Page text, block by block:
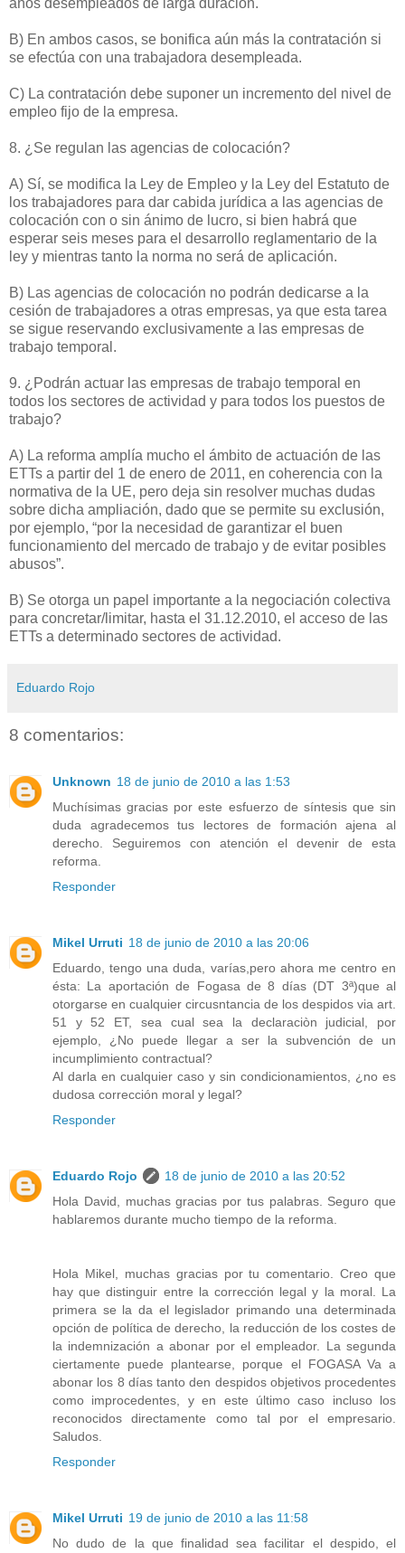
B) En ambos casos, se bonifica aún más la contratación si
se efectúa con una trabajadora desempleada.
C) La contratación debe suponer un incremento del nivel de
empleo fijo de la empresa.
8. ¿Se regulan las agencias de colocación?
A) Sí, se modifica la Ley de Empleo y la Ley del Estatuto de
los trabajadores para dar cabida jurídica a las agencias de
colocación con o sin ánimo de lucro, si bien habrá que
esperar seis meses para el desarrollo reglamentario de la
ley y mientras tanto la norma no será de aplicación.
B) Las agencias de colocación no podrán dedicarse a la
cesión de trabajadores a otras empresas, ya que esta tarea
se sigue reservando exclusivamente a las empresas de
trabajo temporal.
9. ¿Podrán actuar las empresas de trabajo temporal en
todos los sectores de actividad y para todos los puestos de
trabajo?
A) La reforma amplía mucho el ámbito de actuación de las
ETTs a partir del 1 de enero de 2011, en coherencia con la
normativa de la UE, pero deja sin resolver muchas dudas
sobre dicha ampliación, dado que se permite su exclusión,
por ejemplo, “por la necesidad de garantizar el buen
funcionamiento del mercado de trabajo y de evitar posibles
abusos”.
B) Se otorga un papel importante a la negociación colectiva
para concretar/limitar, hasta el 31.12.2010, el acceso de las
ETTs a determinado sectores de actividad.
Eduardo Rojo
8 comentarios:
Unknown 18 de junio de 2010 a las 1:53
Muchísimas gracias por este esfuerzo de síntesis que sin
duda agradecemos tus lectores de formación ajena al
derecho. Seguiremos con atención el devenir de esta
reforma.
Responder
Mikel Urruti 18 de junio de 2010 a las 20:06
Eduardo, tengo una duda, varías,pero ahora me centro en
ésta: La aportación de Fogasa de 8 días (DT 3ª)que al
otorgarse en cualquier circusntancia de los despidos via art.
51 y 52 ET, sea cual sea la declaraciòn judicial, por
ejemplo, ¿No puede llegar a ser la subvención de un
incumplimiento contractual?
Al darla en cualquier caso y sin condicionamientos, ¿no es
dudosa corrección moral y legal?
Responder
Eduardo Rojo
18 de junio de 2010 a las 20:52
Hola David, muchas gracias por tus palabras. Seguro que
hablaremos durante mucho tiempo de la reforma.
Hola Mikel, muchas gracias por tu comentario. Creo que
hay que distinguir entre la corrección legal y la moral. La
primera se la da el legislador primando una determinada
opción de política de derecho, la reducción de los costes de
la indemnización a abonar por el empleador. La segunda
ciertamente puede plantearse, porque el FOGASA Va a
abonar los 8 días tanto den despidos objetivos procedentes
como improcedentes, y en este último caso incluso los
reconocidos directamente como tal por el empresario.
Saludos.
Responder
Mikel Urruti 19 de junio de 2010 a las 11:58
No dudo de la que finalidad sea facilitar el despido, el